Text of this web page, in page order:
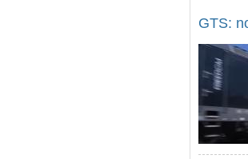
GTS: